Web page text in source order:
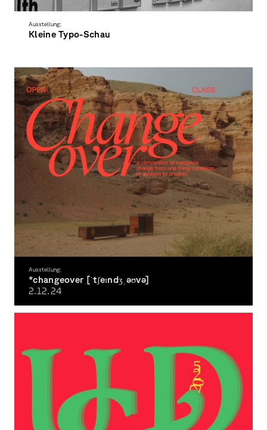
Ausstellung:
Kleine Typo-Schau
Ausstellung:
*changeover [ˈtʃeɪndʒˌəʊvə]
2.12.24